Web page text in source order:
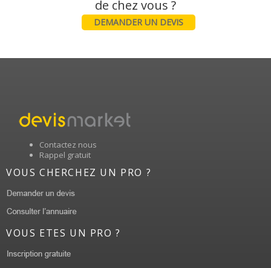
DEMANDER UN DEVIS
Contactez nous
Rappel gratuit
VOUS CHERCHEZ UN PRO ?
VOUS ETES UN PRO ?